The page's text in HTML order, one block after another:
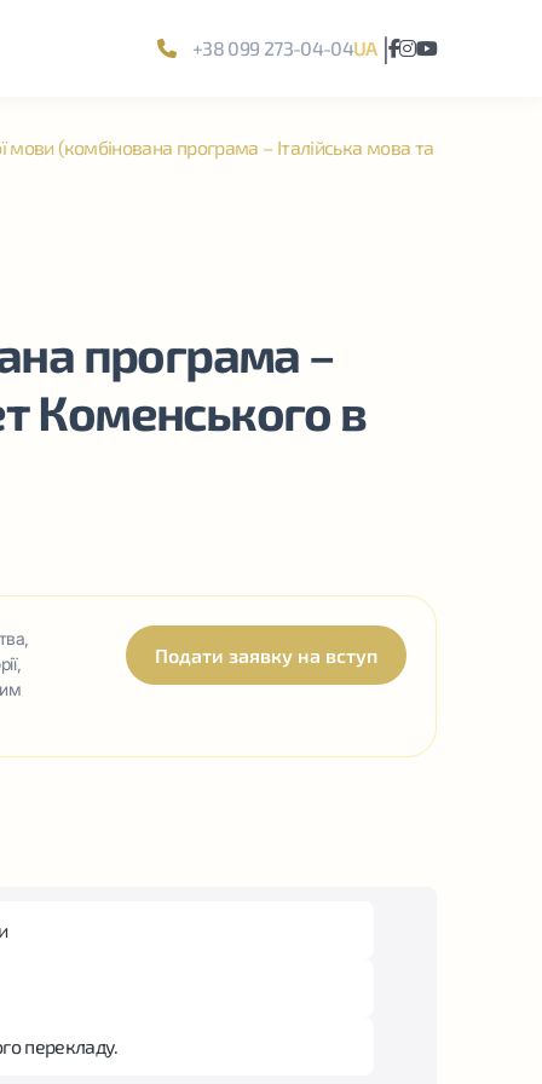
+38 099 273-04-04UA |
мови (комбінована програма – Італійська мова та
програма –
Коменського в
Подати заявку на вступ
перекладу.